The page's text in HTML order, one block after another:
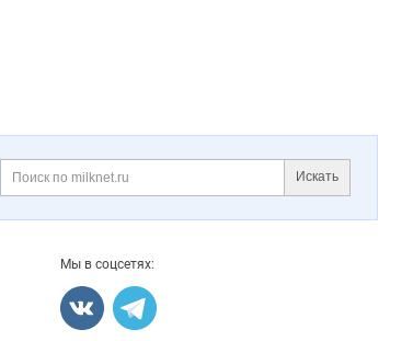
Искать
Мы в соцсетях: